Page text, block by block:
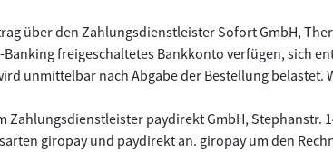
über den Zahlungsdienstleister Sofort GmbH,
freigeschaltetes Bankkonto verfügen, sich
unmittelbar nach Abgabe der Bestellung belastet.
Zahlungsdienstleister paydirekt GmbH, Stephanstr.
giropay und paydirekt an. giropay um den